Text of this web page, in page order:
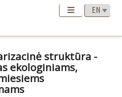
struktūra -
ekologiniams,